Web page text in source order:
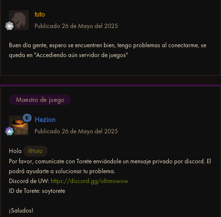
tuto
Publicado 26 de Mayo del 2025
Buen día gente, espero se encuentren bien, tengo problemas al conectarme, se
queda en "Accediendo aún servidor de juegos"
Maestro de juego
Hezion
Publicado 26 de Mayo del 2025
Hola
@tuto
Por favor, comunícate con Torete enviándole un mensaje privado por discord. El
podrá ayudarte a solucionar tu problema.
Discord de UW: https://discord.gg/ultimowow
ID de Torete: soytorete
¡Saludos!